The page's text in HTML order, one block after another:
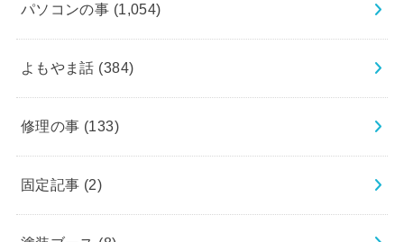
パソコンの事 (1,054)
よもやま話 (384)
修理の事 (133)
固定記事 (2)